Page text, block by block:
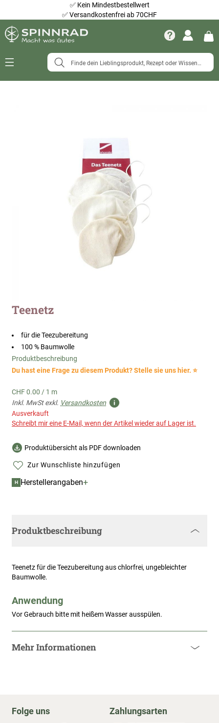
✅ Kein Mindestbestellwert
✅Versandkostenfrei ab 70CHF
Navigation
Zum
Anfang
Bildergalerie
springen
Teenetz
für die Teezubereitung
100 % Baumwolle
Produktbeschreibung
Du hast eine Frage zu diesem Produkt? Stelle sie uns hier. ⭐
CHF 0.00 / 1 m
Inkl. MwSt exkl. Versandkosten
Ausverkauft
Schreibt mir eine E-Mail, wenn der Artikel wieder auf Lager ist.
Produktübersicht als PDF downloaden
Zur Wunschliste hinzufügen
H Herstellerangaben+
Produktbeschreibung
Teenetz für die Teezubereitung aus chlorfrei, ungebleichter
Baumwolle.
Anwendung
Vor Gebrauch bitte mit heißem Wasser ausspülen.
Mehr Informationen
Folge uns Zahlungsarten